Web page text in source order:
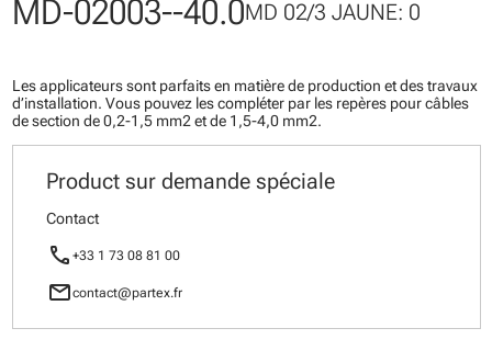
MD-02003--40.0MD 02/3 JAUNE: 0
Les applicateurs sont parfaits en matière de production et des travaux
d’installation. Vous pouvez les compléter par les repères pour câbles
de section de 0,2-1,5 mm2 et de 1,5-4,0 mm2.
Product sur demande spéciale
Contact
call +33 1 73 08 81 00
mailcontact@partex.fr